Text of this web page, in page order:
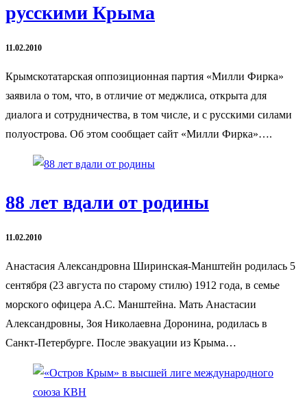
русскими Крыма
11.02.2010
Крымскотатарская оппозиционная партия «Милли Фирка»
заявила о том, что, в отличие от меджлиса, открыта для
диалога и сотрудничества, в том числе, и с русскими силами
полуострова. Об этом сообщает сайт «Милли Фирка»….
88 лет вдали от родины
11.02.2010
Анастасия Александровна Ширинская-Манштейн родилась 5
сентября (23 августа по старому стилю) 1912 года, в семье
морского офицера А.С. Манштейна. Мать Анастасии
Александровны, Зоя Николаевна Доронина, родилась в
Санкт-Петербурге. После эвакуации из Крыма…